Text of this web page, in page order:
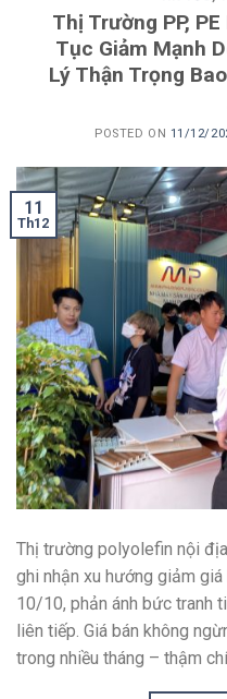
Thị Trường PP,
Tục Giảm Mạnh
Lý Thận Trọng
POSTED ON 11/12/
11
Th12
Thị trường polyolefin nội
ghi nhận xu hướng giảm
10/10, phản ánh bức tranh
liên tiếp. Giá bán không
trong nhiều tháng – thậm